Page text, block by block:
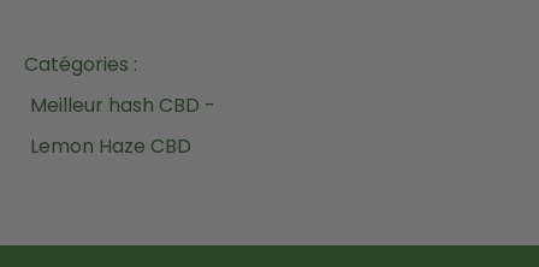
Catégories :
Meilleur hash CBD -
Lemon Haze CBD